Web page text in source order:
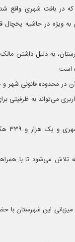
که در بافت شهری واقع
به ویژه در حاشیه یخچال
به دلیل داشتن
است.
می‌تواند به ظرفیتی
فرماندار
می‌دهد که تلاش می‌شود تا با
این شهرستان با